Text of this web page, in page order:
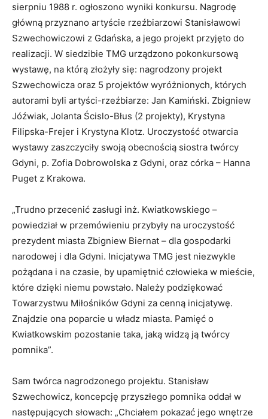
sierpniu 1988 r. ogłoszono wyniki konkursu. Nagrodę
główną przyznano artyście rzeźbiarzowi Stanisławowi
Szwechowiczowi z Gdańska, a jego projekt przyjęto do
realizacji. W siedzibie TMG urządzono pokonkursową
wystawę, na którą złożyły się: nagrodzony projekt
Szwechowicza oraz 5 projektów wyróżnionych, których
autorami byli artyści-rzeźbiarze: Jan Kamiński. Zbigniew
Jóźwiak, Jolanta Ścislo-Błus (2 projekty), Krystyna
Filipska-Frejer i Krystyna Klotz. Uroczystość otwarcia
wystawy zaszczyciły swoją obecnością siostra twórcy
Gdyni, p. Zofia Dobrowolska z Gdyni, oraz córka – Hanna
Puget z Krakowa.
„Trudno przecenić zasługi inż. Kwiatkowskiego –
powiedział w przemówieniu przybyły na uroczystość
prezydent miasta Zbigniew Biernat – dla gospodarki
narodowej i dla Gdyni. Inicjatywa TMG jest niezwykle
pożądana i na czasie, by upamiętnić człowieka w mieście,
które dzięki niemu powstało. Należy podziękować
Towarzystwu Miłośników Gdyni za cenną inicjatywę.
Znajdzie ona poparcie u władz miasta. Pamięć o
Kwiatkowskim pozostanie taka, jaką widzą ją twórcy
pomnika”.
Sam twórca nagrodzonego projektu. Stanisław
Szwechowicz, koncepcję przyszłego pomnika oddał w
następujących słowach: „Chciałem pokazać jego wnętrze